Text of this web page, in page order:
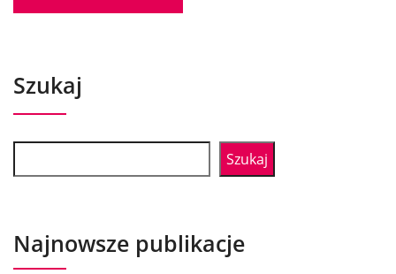
Szukaj
Szukaj
Najnowsze publikacje